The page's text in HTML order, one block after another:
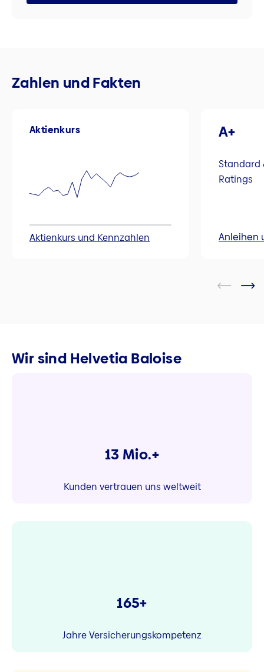
Zahlen und Fakten
Aktienkurs
Aktienkurs und Kennzahlen
A+
Standard
Ratings
Anleihen
Wir sind Helvetia Baloise
13 Mio.+
Kunden vertrauen uns weltweit
165+
Jahre Versicherungskompetenz